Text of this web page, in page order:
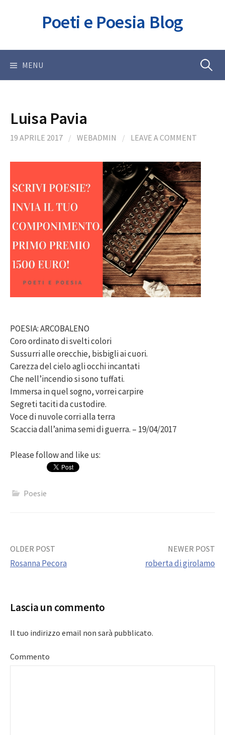
Poeti e Poesia Blog
MENU Ricerca
Luisa Pavia
19 APRILE 2017 / WEBADMIN / LEAVE A COMMENT
POESIA: ARCOBALENO
Coro ordinato di svelti colori
Sussurri alle orecchie, bisbigli ai cuori.
Carezza del cielo agli occhi incantati
Che nell’incendio si sono tuffati.
Immersa in quel sogno, vorrei carpire
Segreti taciti da custodire.
Voce di nuvole corri alla terra
Scaccia dall’anima semi di guerra. – 19/04/2017
Please follow and like us:
Poesie
Post
OLDER POST
Rosanna Pecora
NEWER POST
roberta di girolamo
Lascia un commento
Il tuo indirizzo email non sarà pubblicato.
Commento